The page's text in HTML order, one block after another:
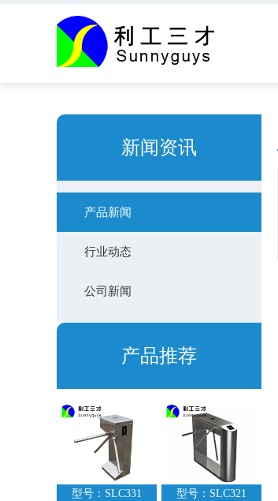
新闻资讯
产品新闻
行业动态
公司新闻
产品推荐
型号：SLC331 型号：SLC321